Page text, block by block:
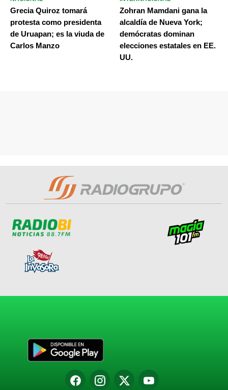
Grecia Quiroz tomará
protesta como presidenta
de Uruapan; es la viuda de
Carlos Manzo
Zohran Mamdani gana la
alcaldía de Nueva York;
demócratas dominan
elecciones estatales en EE.
UU.